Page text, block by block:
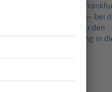
Rettungswagen durch
Einsätze hinter sich — bei